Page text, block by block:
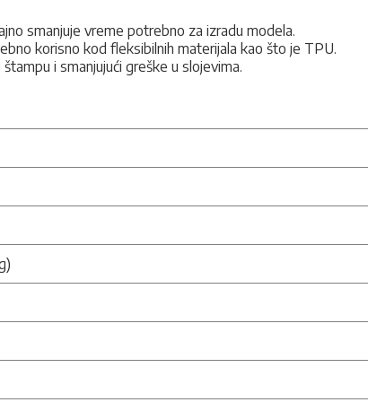
smanjuje vreme potrebno za izradu modela.
korisno kod fleksibilnih materijala kao što je TPU.
i smanjujući greške u slojevima.